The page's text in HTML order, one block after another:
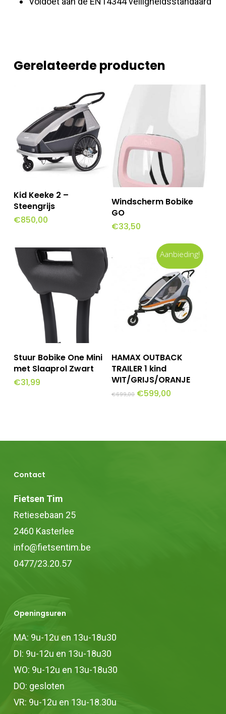
Gerelateerde producten
Toevoegen Aan
Winkelwagen
Kid Keeke 2 –
Steengrijs
€850,00
Opties Selecteren
product
heeft
variaties.
gekozen
op
de
productpagina
Windscherm Bobike
GO
€33,50
Toevoegen Aan
Winkelwagen
Stuur Bobike One Mini
met Slaaprol Zwart
€31,99
Aanbieding!
Toevoegen Aan
Winkelwagen
HAMAX OUTBACK
TRAILER 1 kind
WIT/GRIJS/ORANJE
€699,00 Oorspronkelijke
€599,00
Contact
Fietsen Tim
Retiesebaan 25
2460 Kasterlee
info@fietsentim.be
0477/23.20.57
Openingsuren
MA: 9u-12u en 13u-18u30
DI: 9u-12u en 13u-18u30
WO: 9u-12u en 13u-18u30
DO: gesloten
VR: 9u-12u en 13u-18.30u